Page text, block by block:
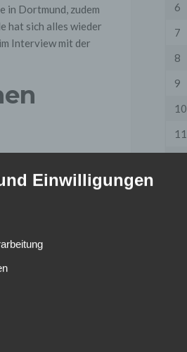
in Dortmund, zudem
hat sich alles wieder
Interview mit der
Geschäftsführung
vermeintlicher Bruch
die Spieler nach der
dem Abpfiff der
in Dortmund gesetzt
Team deshalb nicht
Meinung. Ich
im Verein: „Es
Leistung auf dem
6
7
8
9
10
11
Einwilligungen